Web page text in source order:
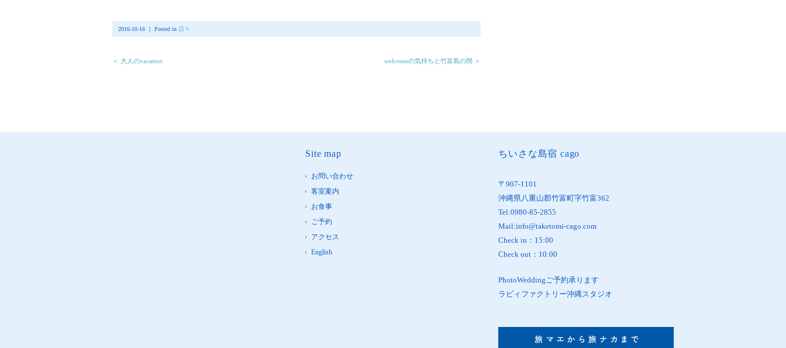
2016-10-16 ｜ Posted in 日々
＜ 大人のvacation welcomeの気持ちと竹富島の間 ＞
Site map
お問い合わせ
客室案内
お食事
ご予約
アクセス
English
ちいさな島宿 cago
〒907-1101
沖縄県八重山郡竹富町字竹富362
Tel:0980-85-2855
Mail:info@taketomi-cago.com
Check in：15:00
Check out：10:00
PhotoWeddingご予約承ります
ラビィファクトリー沖縄スタジオ